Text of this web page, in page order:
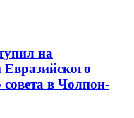
на
совета в Чолпон-